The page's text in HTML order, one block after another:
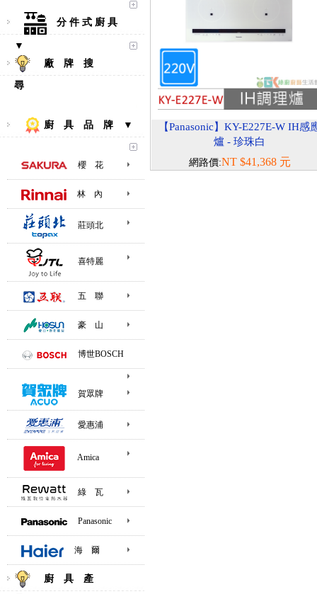
分 件 式 廚 具
▼
廠 牌 搜
尋
廚 具 品 牌 ▼
櫻 花
林 內
莊頭北
喜特麗
五 聯
豪 山
博世BOSCH
賀眾牌
愛惠浦
Amica
綠 瓦
Panasonic
海 爾
廚 具 產
【Panasonic】KY-E227E-W IH感
爐 - 珍珠白
網路價:NT $41,368 元